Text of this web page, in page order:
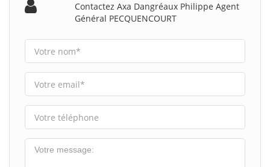
Contactez Axa Dangréaux Philippe Agent
Général PECQUENCOURT